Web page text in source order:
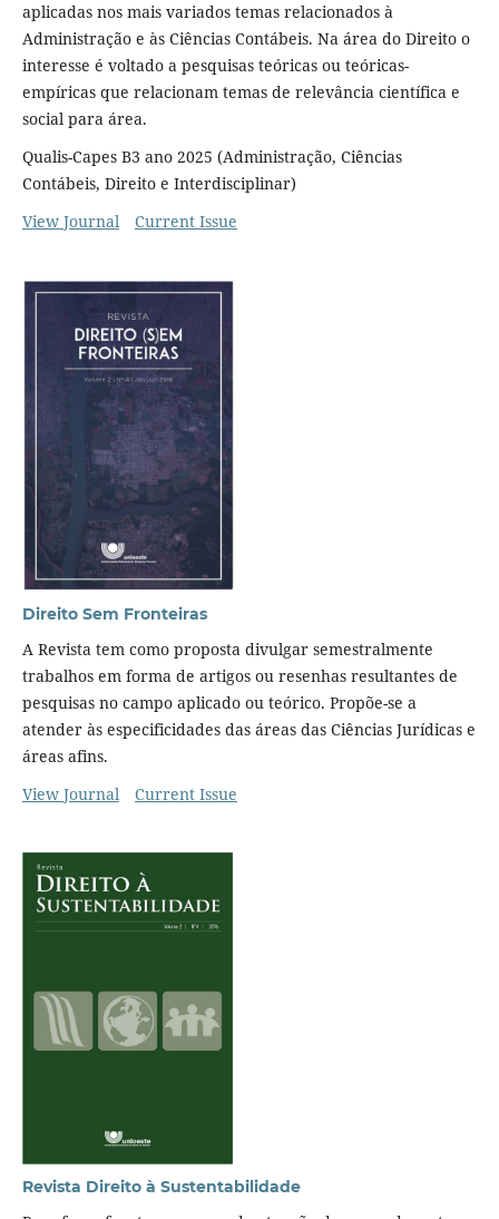
aplicadas nos mais variados temas relacionados à
Administração e às Ciências Contábeis. Na área do Direito o
interesse é voltado a pesquisas teóricas ou teóricas-
empíricas que relacionam temas de relevância científica e
social para área.
Qualis-Capes B3 ano 2025 (Administração, Ciências
Contábeis, Direito e Interdisciplinar)
View Journal
Current Issue
Direito Sem Fronteiras
A Revista tem como proposta divulgar semestralmente
trabalhos em forma de artigos ou resenhas resultantes de
pesquisas no campo aplicado ou teórico. Propõe-se a
atender às especificidades das áreas das Ciências Jurídicas e
áreas afins.
View Journal
Current Issue
Revista Direito à Sustentabilidade